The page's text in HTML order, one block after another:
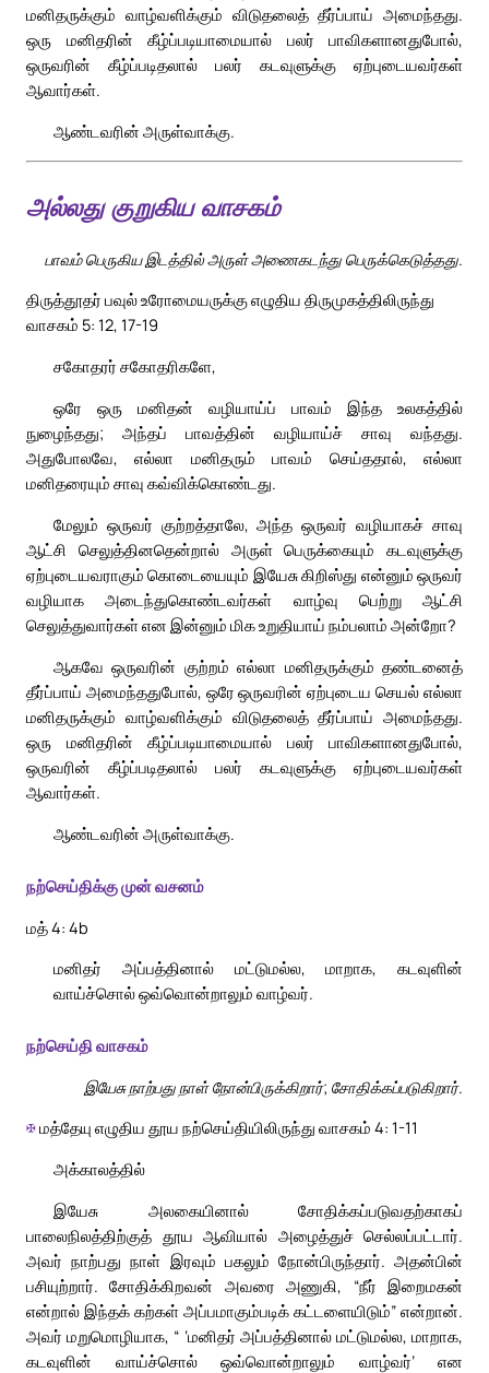
மனிதருக்கும் வாழ்வளிக்கும் விடுதலைத் தீர்ப்பாய் அமைந்தது.
ஒரு மனிதரின் கீழ்ப்படியாமையால் பலர் பாவிகளானதுபோல்,
ஒருவரின் கீழ்ப்படிதலால் பலர் கடவுளுக்கு ஏற்புடையவர்கள்
ஆவார்கள்.
ஆண்டவரின் அருள்வாக்கு.
அல்லது குறுகிய வாசகம்
பாவம் பெருகிய இடத்தில் அருள் அணைகடந்து பெருக்கெடுத்தது.
திருத்தூதர் பவுல் உரோமையருக்கு எழுதிய திருமுகத்திலிருந்து
வாசகம் 5: 12, 17-19
சகோதரர் சகோதரிகளே,
ஒரே ஒரு மனிதன் வழியாய்ப் பாவம் இந்த உலகத்தில்
நுழைந்தது; அந்தப் பாவத்தின் வழியாய்ச் சாவு வந்தது.
அதுபோலவே, எல்லா மனிதரும் பாவம் செய்ததால், எல்லா
மனிதரையும் சாவு கவ்விக்கொண்டது.
மேலும் ஒருவர் குற்றத்தாலே, அந்த ஒருவர் வழியாகச் சாவு
ஆட்சி செலுத்தினதென்றால் அருள் பெருக்கையும் கடவுளுக்கு
ஏற்புடையவராகும் கொடையையும் இயேசு கிறிஸ்து என்னும் ஒருவர்
வழியாக அடைந்துகொண்டவர்கள் வாழ்வு பெற்று ஆட்சி
செலுத்துவார்கள் என இன்னும் மிக உறுதியாய் நம்பலாம் அன்றோ?
ஆகவே ஒருவரின் குற்றம் எல்லா மனிதருக்கும் தண்டனைத்
தீர்ப்பாய் அமைந்ததுபோல், ஒரே ஒருவரின் ஏற்புடைய செயல் எல்லா
மனிதருக்கும் வாழ்வளிக்கும் விடுதலைத் தீர்ப்பாய் அமைந்தது.
ஒரு மனிதரின் கீழ்ப்படியாமையால் பலர் பாவிகளானதுபோல்,
ஒருவரின் கீழ்ப்படிதலால் பலர் கடவுளுக்கு ஏற்புடையவர்கள்
ஆவார்கள்.
ஆண்டவரின் அருள்வாக்கு.
நற்செய்திக்கு முன் வசனம்
மத் 4: 4b
மனிதர் அப்பத்தினால் மட்டுமல்ல, மாறாக, கடவுளின்
வாய்ச்சொல் ஒவ்வொன்றாலும் வாழ்வர்.
நற்செய்தி வாசகம்
இயேசு நாற்பது நாள் நோன்பிருக்கிறார்; சோதிக்கப்படுகிறார்.
✠மத்தேயு எழுதிய தூய நற்செய்தியிலிருந்து வாசகம் 4: 1-11
அக்காலத்தில்
இயேசு அலகையினால் சோதிக்கப்படுவதற்காகப்
பாலைநிலத்திற்குத் தூய ஆவியால் அழைத்துச் செல்லப்பட்டார்.
அவர் நாற்பது நாள் இரவும் பகலும் நோன்பிருந்தார். அதன்பின்
பசியுற்றார். சோதிக்கிறவன் அவரை அணுகி, “நீர் இறைமகன்
என்றால் இந்தக் கற்கள் அப்பமாகும்படிக் கட்டளையிடும்” என்றான்.
அவர் மறுமொழியாக, “ ‘மனிதர் அப்பத்தினால் மட்டுமல்ல, மாறாக,
கடவுளின் வாய்ச்சொல் ஒவ்வொன்றாலும் வாழ்வர்’ என